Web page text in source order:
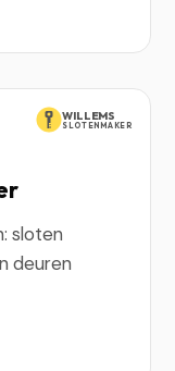
WILLEMS
SLOTENMAKER
sloten
deuren